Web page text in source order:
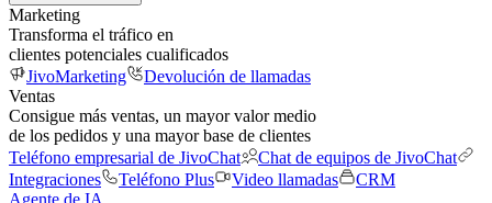
Marketing
Transforma el tráfico en
clientes potenciales cualificados
JivoMarketing
Devolución de llamadas
Ventas
Consigue más ventas, un mayor valor medio
de los pedidos y una mayor base de clientes
Teléfono empresarial de JivoChat
Chat de equipos de JivoChat
Integraciones
Teléfono Plus Video llamadas
CRM
Agente de IA